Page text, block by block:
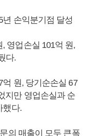
손익분기점 달성
영업손실 101억 원,
다.
억 원, 당기순손실 67
지만 영업손실과 순
했다.
의 매출이 모두 큰폭